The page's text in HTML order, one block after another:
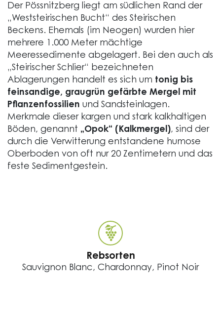
Der Pössnitzberg liegt am südlichen Rand der
„Weststeirischen Bucht“ des Steirischen
Beckens. Ehemals (im Neogen) wurden hier
mehrere 1.000 Meter mächtige
Meeressedimente abgelagert. Bei den auch als
„Steirischer Schlier“ bezeichneten
Ablagerungen handelt es sich um tonig bis
feinsandige, graugrün gefärbte Mergel mit
Pflanzenfossilien und Sandsteinlagen.
Merkmale dieser kargen und stark kalkhaltigen
Böden, genannt „Opok“ (Kalkmergel), sind der
durch die Verwitterung entstandene humose
Oberboden von oft nur 20 Zentimetern und das
feste Sedimentgestein.
Rebsorten
Sauvignon Blanc, Chardonnay, Pinot Noir